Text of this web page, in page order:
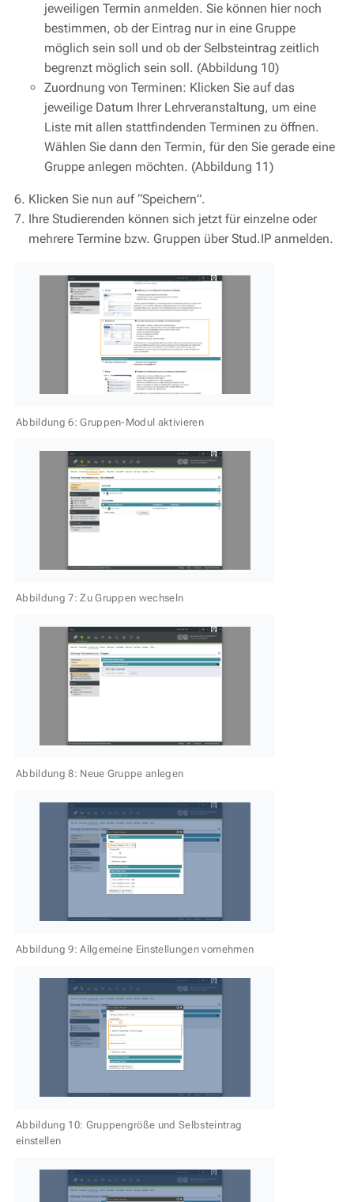
jeweiligen Termin anmelden. Sie können hier noch
bestimmen, ob der Eintrag nur in eine Gruppe
möglich sein soll und ob der Selbsteintrag zeitlich
begrenzt möglich sein soll. (Abbildung 10)
Zuordnung von Terminen: Klicken Sie auf das
jeweilige Datum Ihrer Lehrveranstaltung, um eine
Liste mit allen stattfindenden Terminen zu öffnen.
Wählen Sie dann den Termin, für den Sie gerade eine
Gruppe anlegen möchten. (Abbildung 11)
Klicken Sie nun auf “Speichern”.
Ihre Studierenden können sich jetzt für einzelne oder
mehrere Termine bzw. Gruppen über Stud.IP anmelden.
Abbildung 6: Gruppen-Modul aktivieren
Abbildung 7: Zu Gruppen wechseln
Abbildung 8: Neue Gruppe anlegen
Abbildung 9: Allgemeine Einstellungen vornehmen
Abbildung 10: Gruppengröße und Selbsteintrag
einstellen